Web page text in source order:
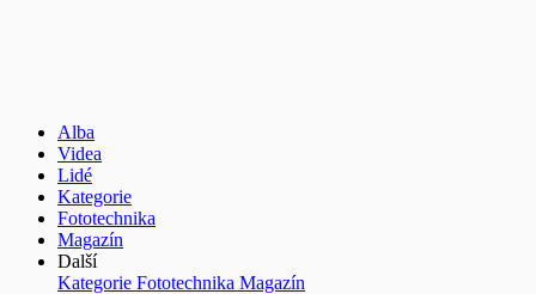
Alba
Videa
Lidé
Kategorie
Fototechnika
Magazín
Další
Kategorie Fototechnika Magazín